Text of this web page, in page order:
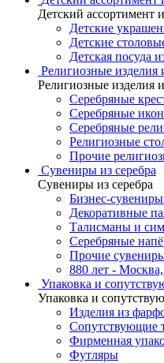
Детский ассортимент
Детские
Детские
Детская посуда
Религиозные изделия
Религиозные изделия
Серебряные
Серебряные
Серебряные
Религиозные
Прочие
Сувениры из серебра
Сувениры из серебра
Бизнес-сувениры
Декоративные
Талисманы и
Серебряные
Прочие
880 лет -
Упаковка и
Упаковка и
Изделия из
Сопутствующие
Фирменная
Футляры